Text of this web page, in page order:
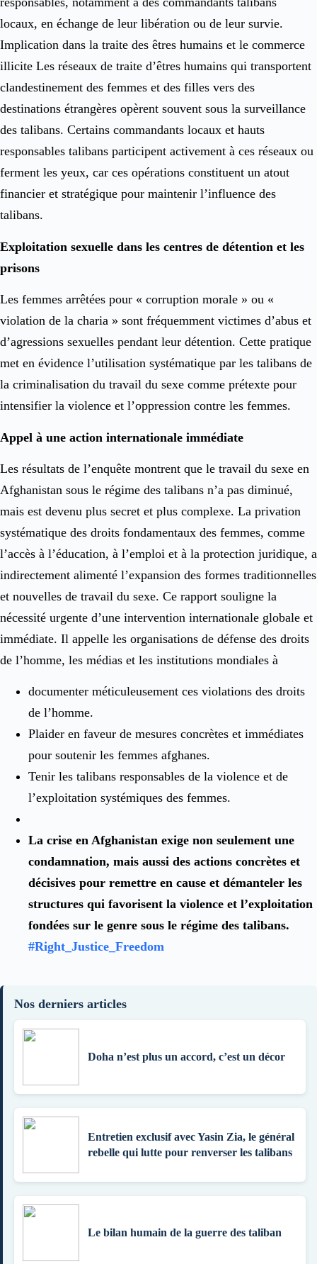
locaux, en échange de leur libération ou de leur survie.
Implication dans la traite des êtres humains et le commerce
illicite Les réseaux de traite d’êtres humains qui transportent
clandestinement des femmes et des filles vers des
destinations étrangères opèrent souvent sous la surveillance
des talibans. Certains commandants locaux et hauts
responsables talibans participent activement à ces réseaux ou
ferment les yeux, car ces opérations constituent un atout
financier et stratégique pour maintenir l’influence des
talibans.
Exploitation sexuelle dans les centres de détention et les
prisons
Les femmes arrêtées pour « corruption morale » ou «
violation de la charia » sont fréquemment victimes d’abus et
d’agressions sexuelles pendant leur détention. Cette pratique
met en évidence l’utilisation systématique par les talibans de
la criminalisation du travail du sexe comme prétexte pour
intensifier la violence et l’oppression contre les femmes.
Appel à une action internationale immédiate
Les résultats de l’enquête montrent que le travail du sexe en
Afghanistan sous le régime des talibans n’a pas diminué,
mais est devenu plus secret et plus complexe. La privation
systématique des droits fondamentaux des femmes, comme
l’accès à l’éducation, à l’emploi et à la protection juridique, a
indirectement alimenté l’expansion des formes traditionnelles
et nouvelles de travail du sexe. Ce rapport souligne la
nécessité urgente d’une intervention internationale globale et
immédiate. Il appelle les organisations de défense des droits
de l’homme, les médias et les institutions mondiales à
documenter méticuleusement ces violations des droits
de l’homme.
Plaider en faveur de mesures concrètes et immédiates
pour soutenir les femmes afghanes.
Tenir les talibans responsables de la violence et de
l’exploitation systémiques des femmes.
La crise en Afghanistan exige non seulement une
condamnation, mais aussi des actions concrètes et
décisives pour remettre en cause et démanteler les
structures qui favorisent la violence et l’exploitation
fondées sur le genre sous le régime des talibans.
#Right_Justice_Freedom
Nos derniers articles
Doha n’est plus un accord, c’est un décor
Entretien exclusif avec Yasin Zia, le général
rebelle qui lutte pour renverser les talibans
Le bilan humain de la guerre des taliban